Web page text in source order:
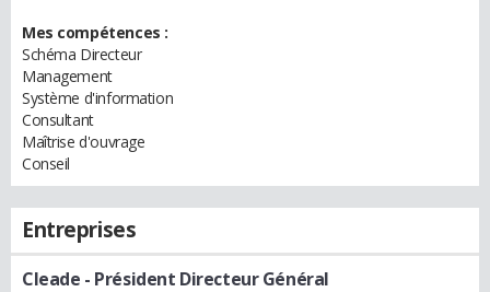
Mes compétences :
Schéma Directeur
Management
Système d'information
Consultant
Maîtrise d'ouvrage
Conseil
Entreprises
Cleade - Président Directeur Général